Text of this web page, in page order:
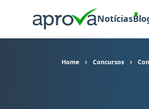
Notícias
Home Concursos